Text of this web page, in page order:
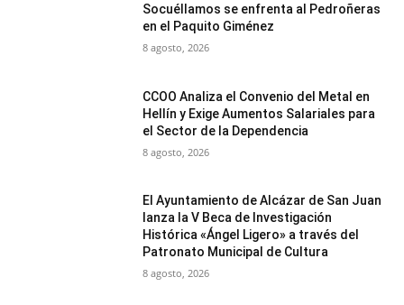
Socuéllamos se enfrenta al Pedroñeras
en el Paquito Giménez
8 agosto, 2026
CCOO Analiza el Convenio del Metal en
Hellín y Exige Aumentos Salariales para
el Sector de la Dependencia
8 agosto, 2026
El Ayuntamiento de Alcázar de San Juan
lanza la V Beca de Investigación
Histórica «Ángel Ligero» a través del
Patronato Municipal de Cultura
8 agosto, 2026